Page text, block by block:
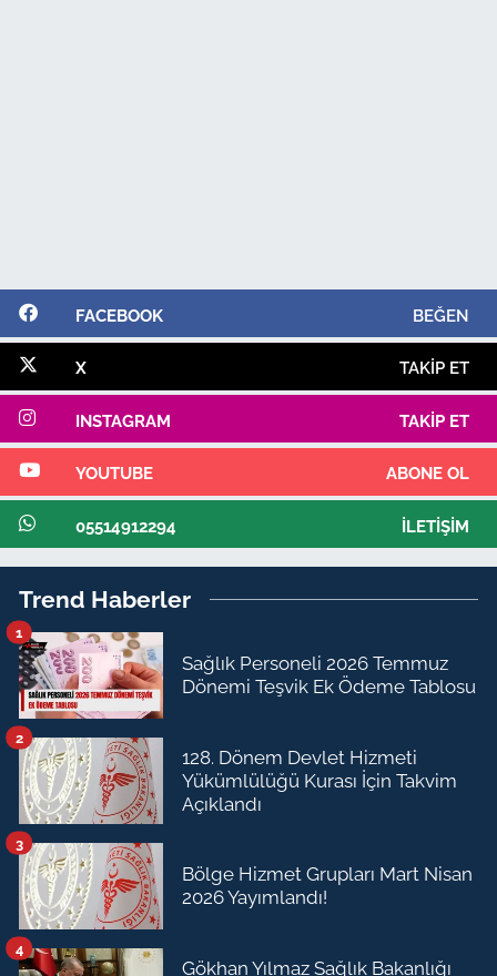
FACEBOOK BEĞEN
X TAKIP ET
INSTAGRAM TAKIP ET
YOUTUBE ABONE OL
05514912294 İLETIŞIM
Trend Haberler
Sağlık Personeli 2026 Temmuz
Dönemi Teşvik Ek Ödeme Tablosu
1
128. Dönem Devlet Hizmeti
Yükümlülüğü Kurası İçin Takvim
Açıklandı
2
Bölge Hizmet Grupları Mart Nisan
2026 Yayımlandı!
3
Gökhan Yılmaz Sağlık Bakanlığı
4